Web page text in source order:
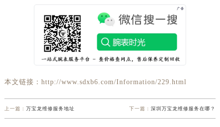
本文链接：http://www.sdxb6.com/Information/229.html
上一篇： 万宝龙维修服务地址 下一篇：深圳万宝龙维修服务在哪？